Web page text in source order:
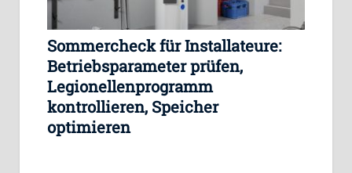
Sommercheck für Installateure:
Betriebsparameter prüfen,
Legionellenprogramm
kontrollieren, Speicher
optimieren